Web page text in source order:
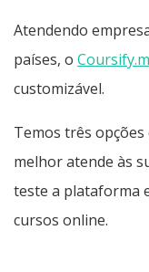
Atendendo
países, o
customizável.
Temos três
melhor atende às
teste a plataforma
cursos online.